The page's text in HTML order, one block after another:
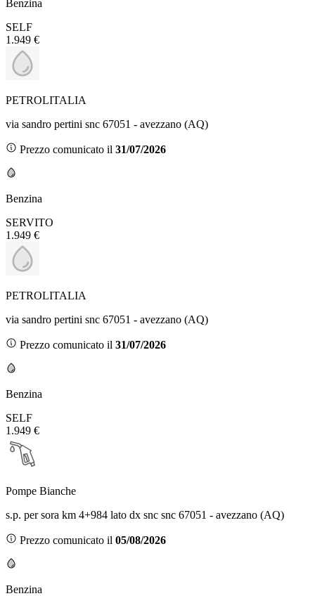
Benzina
SELF
1.949 €
PETROLITALIA
via sandro pertini snc 67051 - avezzano (AQ)
Prezzo comunicato il 31/07/2026
Benzina
SERVITO
1.949 €
PETROLITALIA
via sandro pertini snc 67051 - avezzano (AQ)
Prezzo comunicato il 31/07/2026
Benzina
SELF
1.949 €
Pompe Bianche
s.p. per sora km 4+984 lato dx snc snc 67051 - avezzano (AQ)
Prezzo comunicato il 05/08/2026
Benzina